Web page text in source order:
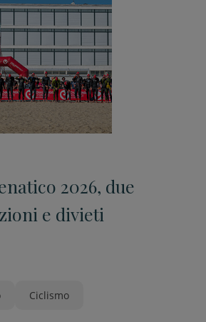
2026, due
e divieti
Ciclismo